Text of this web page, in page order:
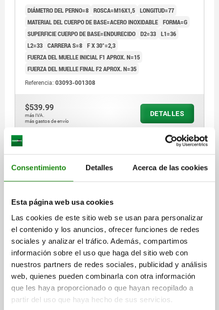
Consentimiento Detalles Acerca de las cookies
Esta página web usa cookies
Las cookies de este sitio web se usan para personalizar
el contenido y los anuncios, ofrecer funciones de redes
sociales y analizar el tráfico. Además, compartimos
información sobre el uso que haga del sitio web con
nuestros partners de redes sociales, publicidad y análisis
web, quienes pueden combinarla con otra información
que les haya proporcionado o que hayan recopilado a
partir del uso que haya hecho de sus servicios.
DIÁMETRO DEL PERNO=8 ROSCA=M16X1,5 LONGITUD=77
MATERIAL DEL CUERPO DE BASE=ACERO INOXIDABLE FORMA=G
SUPERFICIE CUERPO DE BASE=ENDURECIDO D2=33 L1=36
L2=33 CARRERA S=8 F X 30°=2,3
FUERZA DEL MUELLE INICIAL F1 APROX. N=15
FUERZA DEL MUELLE FINAL F2 APROX. N=35
Referencia: 03093-001308
$539.99
más IVA.
más gastos de envío
DETALLES
PERNO DE BLOQUEO SIN RANURA DE BLOQUEO TA.4
M20X1,5, FORMA:G, ACERO INOXIDABLE
ENDURECIDO, COMP:ACERO INOXIDABLE
DIÁMETRO DEL PERNO=10 ROSCA=M20X1,5
LONGITUD=83
MATERIAL DEL CUERPO DE BASE=ACERO INOXIDABLE
FORMA=G
SUPERFICIE CUERPO DE BASE=ENDURECIDO
D2=33 L1=40
L2=33
CARRERA S=10
F X 30°=2,8